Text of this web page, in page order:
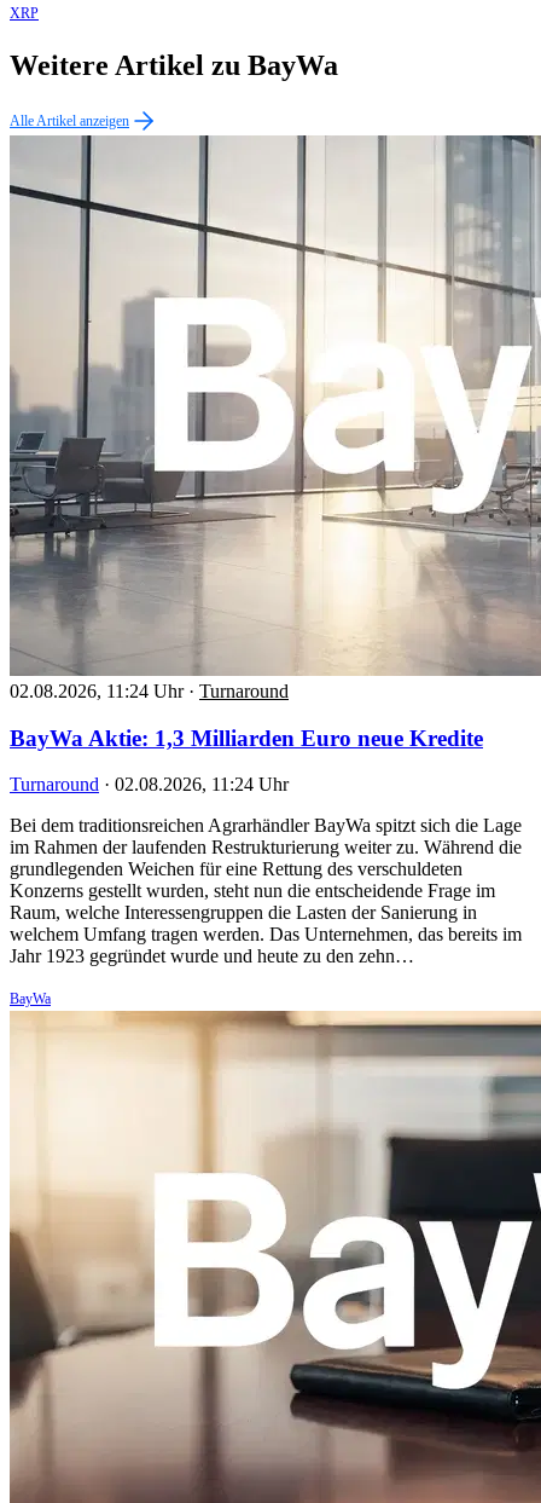
XRP
Weitere Artikel zu BayWa
Alle Artikel anzeigen
02.08.2026, 11:24 Uhr · Turnaround
BayWa Aktie: 1,3 Milliarden Euro neue Kredite
Turnaround · 02.08.2026, 11:24 Uhr
Bei dem traditionsreichen Agrarhändler BayWa spitzt sich die Lage
im Rahmen der laufenden Restrukturierung weiter zu. Während die
grundlegenden Weichen für eine Rettung des verschuldeten
Konzerns gestellt wurden, steht nun die entscheidende Frage im
Raum, welche Interessengruppen die Lasten der Sanierung in
welchem Umfang tragen werden. Das Unternehmen, das bereits im
Jahr 1923 gegründet wurde und heute zu den zehn…
BayWa